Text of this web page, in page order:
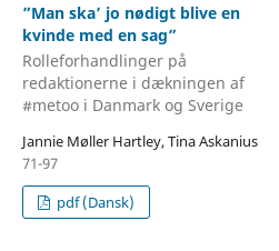
”Man ska’ jo nødigt blive en
kvinde med en sag”
Rolleforhandlinger på
redaktionerne i dækningen af
#metoo i Danmark og Sverige
Jannie Møller Hartley, Tina Askanius
71-97
pdf (Dansk)